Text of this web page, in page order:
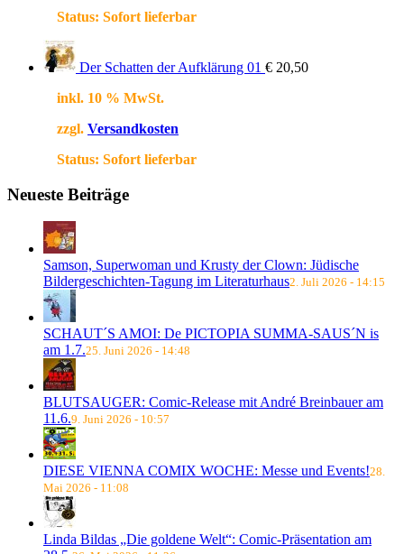
Status: Sofort lieferbar
Der Schatten der Aufklärung 01 € 20,50
inkl. 10 % MwSt.
zzgl. Versandkosten
Status: Sofort lieferbar
Neueste Beiträge
Samson, Superwoman und Krusty der Clown: Jüdische
Bildergeschichten-Tagung im Literaturhaus2. Juli 2026 - 14:15
SCHAUT´S AMOI: De PICTOPIA SUMMA-SAUS´N is
am 1.7.25. Juni 2026 - 14:48
BLUTSAUGER: Comic-Release mit André Breinbauer am
11.6.9. Juni 2026 - 10:57
DIESE VIENNA COMIX WOCHE: Messe und Events!28.
Mai 2026 - 11:08
Linda Bildas „Die goldene Welt“: Comic-Präsentation am